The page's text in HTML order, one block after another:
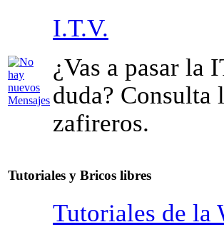
I.T.V.
¿Vas a pasar la
duda? Consulta
zafireros.
Tutoriales y Bricos libres
Tutoriales de la